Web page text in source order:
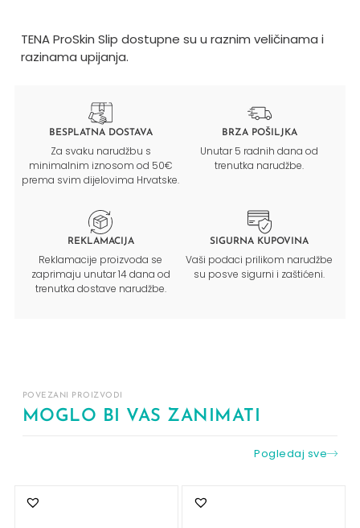
TENA ProSkin Slip dostupne su u raznim veličinama i
razinama upijanja.
BESPLATNA DOSTAVA
Za svaku narudžbu s
minimalnim iznosom od 50€
prema svim dijelovima Hrvatske.
BRZA POŠILJKA
Unutar 5 radnih dana od
trenutka narudžbe.
REKLAMACIJA
Reklamacije proizvoda se
zaprimaju unutar 14 dana od
trenutka dostave narudžbe.
SIGURNA KUPOVINA
Vaši podaci prilikom narudžbe
su posve sigurni i zaštićeni.
POVEZANI PROIZVODI
MOGLO BI VAS ZANIMATI
Pogledaj sve